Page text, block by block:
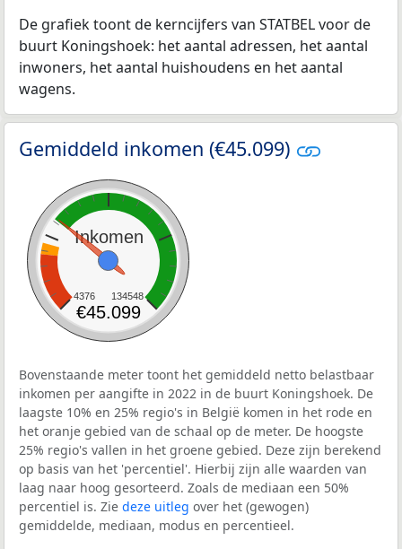
De grafiek toont de kerncijfers van STATBEL voor de
buurt Koningshoek: het aantal adressen, het aantal
inwoners, het aantal huishoudens en het aantal
wagens.
Gemiddeld inkomen (€45.099)
Inkomen
4376 134548
€45.099
Bovenstaande meter toont het gemiddeld netto belastbaar
inkomen per aangifte in 2022 in de buurt Koningshoek. De
laagste 10% en 25% regio's in België komen in het rode en
het oranje gebied van de schaal op de meter. De hoogste
25% regio's vallen in het groene gebied. Deze zijn berekend
op basis van het 'percentiel'. Hierbij zijn alle waarden van
laag naar hoog gesorteerd. Zoals de mediaan een 50%
percentiel is. Zie deze uitleg over het (gewogen)
gemiddelde, mediaan, modus en percentieel.